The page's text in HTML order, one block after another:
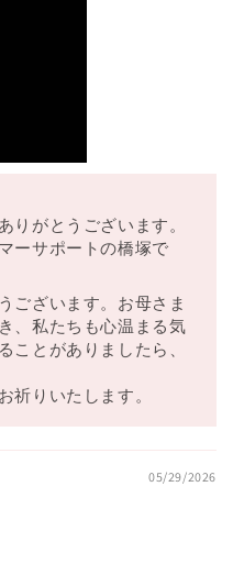
りがとうございます。
ーサポートの橋塚で
ございます。お母さま
、私たちも心温まる気
ことがありましたら、
祈りいたします。
05/29/2026